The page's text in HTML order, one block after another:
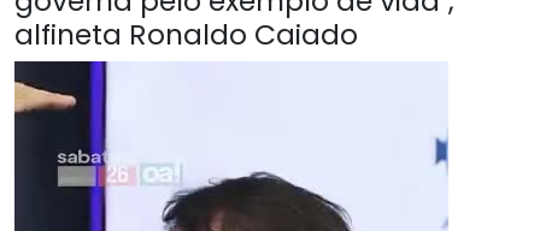
alfineta Ronaldo Caiado